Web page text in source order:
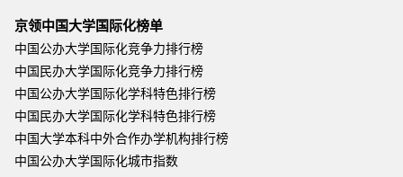
京领中国大学国际化榜单
中国公办大学国际化竞争力排行榜
中国民办大学国际化竞争力排行榜
中国公办大学国际化学科特色排行榜
中国民办大学国际化学科特色排行榜
中国大学本科中外合作办学机构排行榜
中国公办大学国际化城市指数